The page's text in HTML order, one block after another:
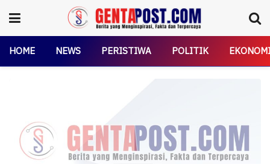
HOME NEWS PERISTIWA POLITIK